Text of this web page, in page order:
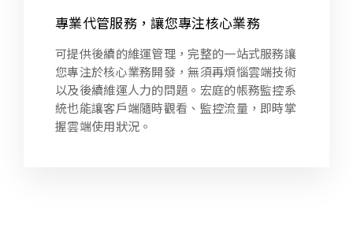
專業代管服務，讓您專注核心業務
可提供後續的維運管理，完整的一站式服務讓
您專注於核心業務開發，無須再煩惱雲端技術
以及後續維運人力的問題。宏庭的帳務監控系
統也能讓客戶端隨時觀看、監控流量，即時掌
握雲端使用狀況。